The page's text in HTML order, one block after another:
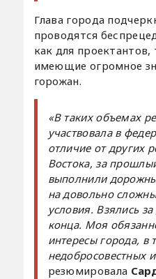
Глава города
проводятся
как для
имеющие огромное
горожан.
«В таких объемах
участвовала в
отличие от других
Востока, за
выполнили
на довольно
условия. Взялись
конца. Моя
интересы города, в
недобросовестных
резюмировала